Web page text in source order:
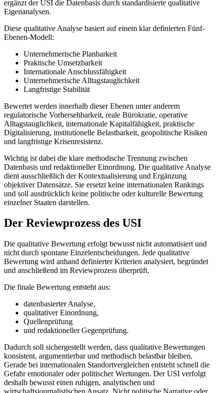
ergänzt der USI die Datenbasis durch standardisierte qualitative
Eigenanalysen.
Diese qualitative Analyse basiert auf einem klar definierten Fünf-
Ebenen-Modell:
Unternehmerische Planbarkeit
Praktische Umsetzbarkeit
Internationale Anschlussfähigkeit
Unternehmerische Alltagstauglichkeit
Langfristige Stabilität
Bewertet werden innerhalb dieser Ebenen unter anderem
regulatorische Vorhersehbarkeit, reale Bürokratie, operative
Alltagstauglichkeit, internationale Kapitalfähigkeit, praktische
Digitalisierung, institutionelle Belastbarkeit, geopolitische Risiken
und langfristige Krisenresistenz.
Wichtig ist dabei die klare methodische Trennung zwischen
Datenbasis und redaktioneller Einordnung. Die qualitative Analyse
dient ausschließlich der Kontextualisierung und Ergänzung
objektiver Datensätze. Sie ersetzt keine internationalen Rankings
und soll ausdrücklich keine politische oder kulturelle Bewertung
einzelner Staaten darstellen.
Der Reviewprozess des USI
Die qualitative Bewertung erfolgt bewusst nicht automatisiert und
nicht durch spontane Einzelentscheidungen. Jede qualitative
Bewertung wird anhand definierter Kriterien analysiert, begründet
und anschließend im Reviewprozess überprüft.
Die finale Bewertung entsteht aus:
datenbasierter Analyse,
qualitativer Einordnung,
Quellenprüfung
und redaktioneller Gegenprüfung.
Dadurch soll sichergestellt werden, dass qualitative Bewertungen
konsistent, argumentierbar und methodisch belastbar bleiben.
Gerade bei internationalen Standortvergleichen entsteht schnell die
Gefahr emotionaler oder politischer Wertungen. Der USI verfolgt
deshalb bewusst einen ruhigen, analytischen und